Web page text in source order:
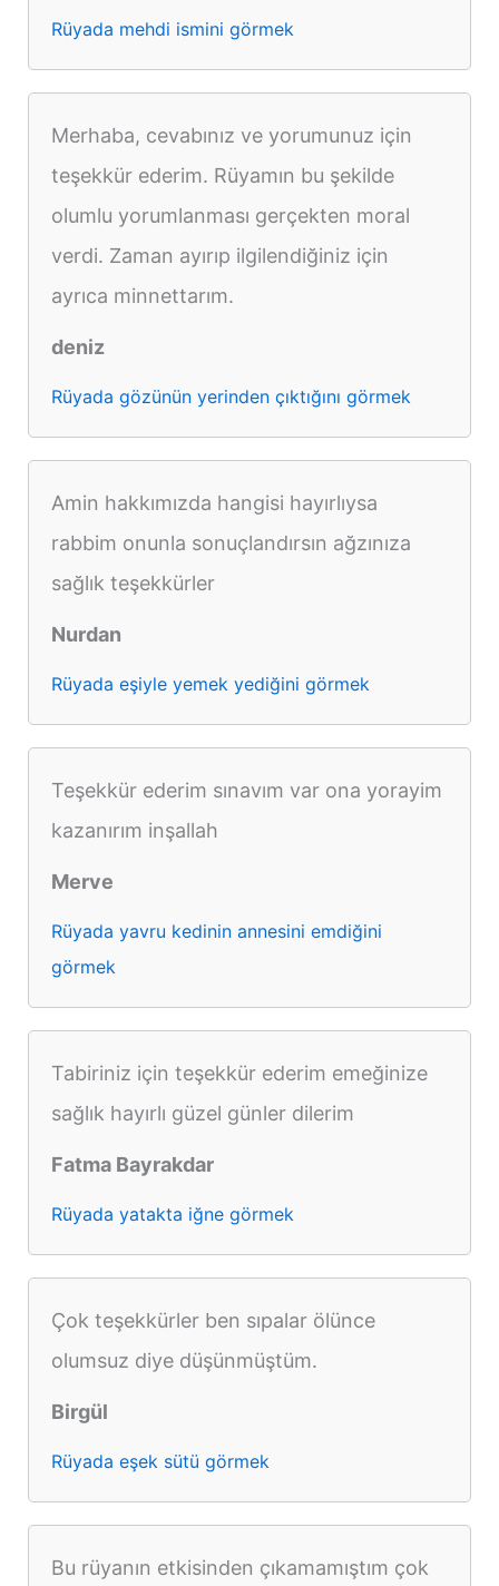
Rüyada mehdi ismini görmek
Merhaba, cevabınız ve yorumunuz için
teşekkür ederim. Rüyamın bu şekilde
olumlu yorumlanması gerçekten moral
verdi. Zaman ayırıp ilgilendiğiniz için
ayrıca minnettarım.
deniz
Rüyada gözünün yerinden çıktığını görmek
Amin hakkımızda hangisi hayırlıysa
rabbim onunla sonuçlandırsın ağzınıza
sağlık teşekkürler
Nurdan
Rüyada eşiyle yemek yediğini görmek
Teşekkür ederim sınavım var ona yorayim
kazanırım inşallah
Merve
Rüyada yavru kedinin annesini emdiğini
görmek
Tabiriniz için teşekkür ederim emeğinize
sağlık hayırlı güzel günler dilerim
Fatma Bayrakdar
Rüyada yatakta iğne görmek
Çok teşekkürler ben sıpalar ölünce
olumsuz diye düşünmüştüm.
Birgül
Rüyada eşek sütü görmek
Bu rüyanın etkisinden çıkamamıştım çok